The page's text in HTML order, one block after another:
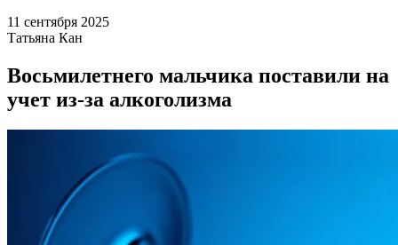
11 сентября 2025
Татьяна Кан
Восьмилетнего мальчика поставили на
учет из-за алкоголизма